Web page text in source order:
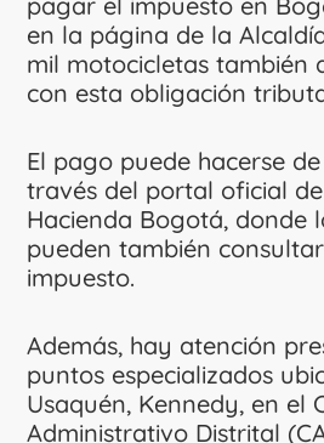
en la página de la
mil motocicletas también
con esta obligación
El pago puede hacerse
través del portal oficial
Hacienda Bogotá, donde
pueden también
impuesto.
Además, hay atención
puntos especializados
Usaquén, Kennedy, en el
Administrativo Distrital